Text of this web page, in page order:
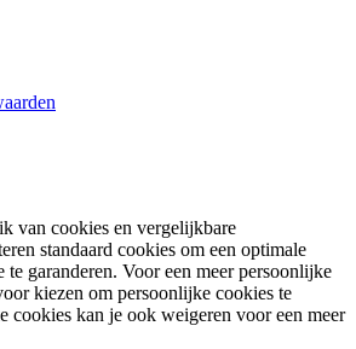
van cookies en vergelijkbare
standaard cookies om een optimale
garanderen. Voor een meer persoonlijke
kiezen om persoonlijke cookies te
cookies kan je ook weigeren voor een meer